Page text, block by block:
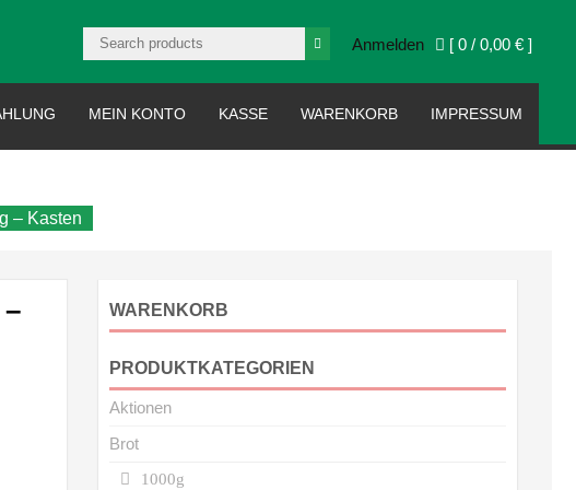
[ 0 /0,00 € ]
Anmelden
MEIN KONTO KASSE WARENKORB IMPRESSUM
– Kasten
WARENKORB
PRODUKTKATEGORIEN
Aktionen
Brot
1000g